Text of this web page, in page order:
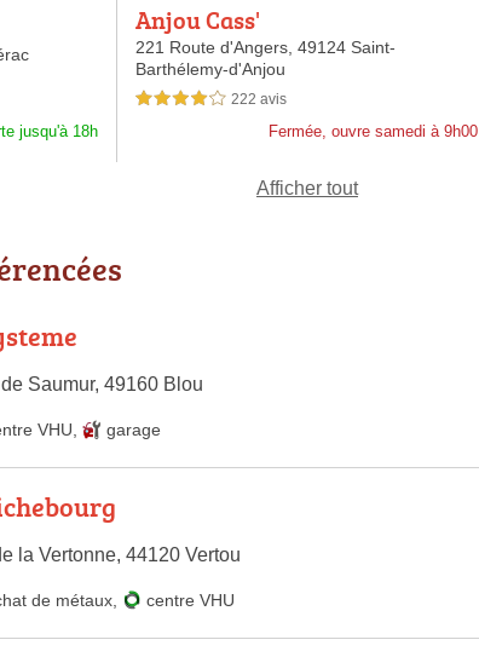
jusqu'à 18h
Anjou Cass'
221 Route d'Angers,49124 Saint-
Barthélemy-d'Anjou
4,0 étoiles sur 5 222 avis
Fermée, ouvre samedi à 9h00
Afficher tout
Saumur, 49160 Blou
VHU garage
la Vertonne, 44120 Vertou
de métaux centre VHU